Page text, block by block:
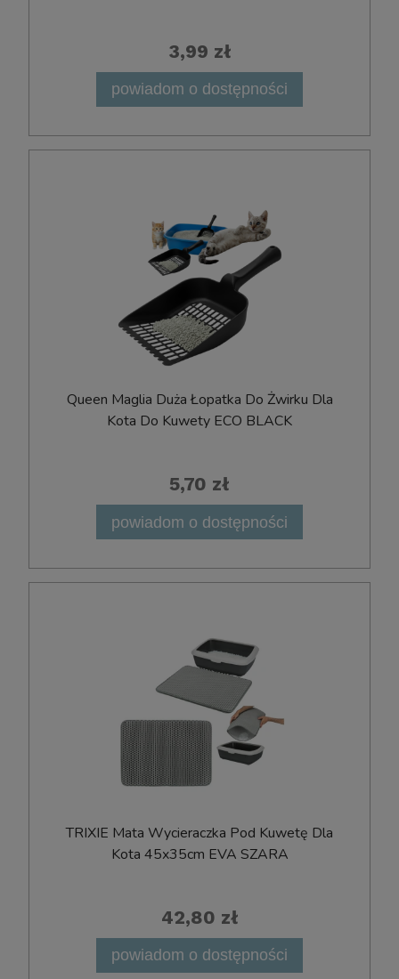
3,99 zł
powiadom o dostępności
Queen Maglia Duża Łopatka Do Żwirku Dla
Kota Do Kuwety ECO BLACK
5,70 zł
powiadom o dostępności
TRIXIE Mata Wycieraczka Pod Kuwetę Dla
Kota 45x35cm EVA SZARA
42,80 zł
powiadom o dostępności